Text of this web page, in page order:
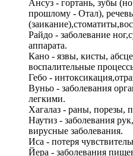
Ансуз - гортань, зубы
прошлому - Отал),
Райдо - заболевание
аппарата.
Кано - язвы, кисты,
воспалительные
Гебо -
Вуньо - заболевания
легкими.
Хагалаз - раны, порезы,
Наутиз - заболевания
вирусные заболевания.
Иса - потеря
Йера - заболевания